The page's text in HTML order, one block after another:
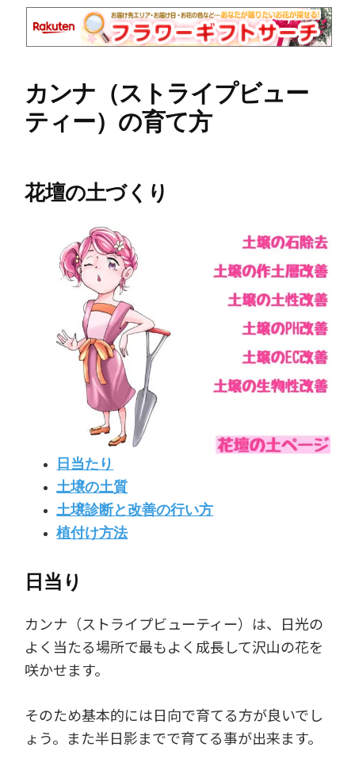
カンナ（ストライプビュー
ティー）の育て方
花壇の土づくり
日当たり
土壌の土質
土壌診断と改善の行い方
植付け方法
日当り
カンナ（ストライプビューティー）は、日光の
よく当たる場所で最もよく成長して沢山の花を
咲かせます。
そのため基本的には日向で育てる方が良いでし
ょう。また半日影までで育てる事が出来ます。